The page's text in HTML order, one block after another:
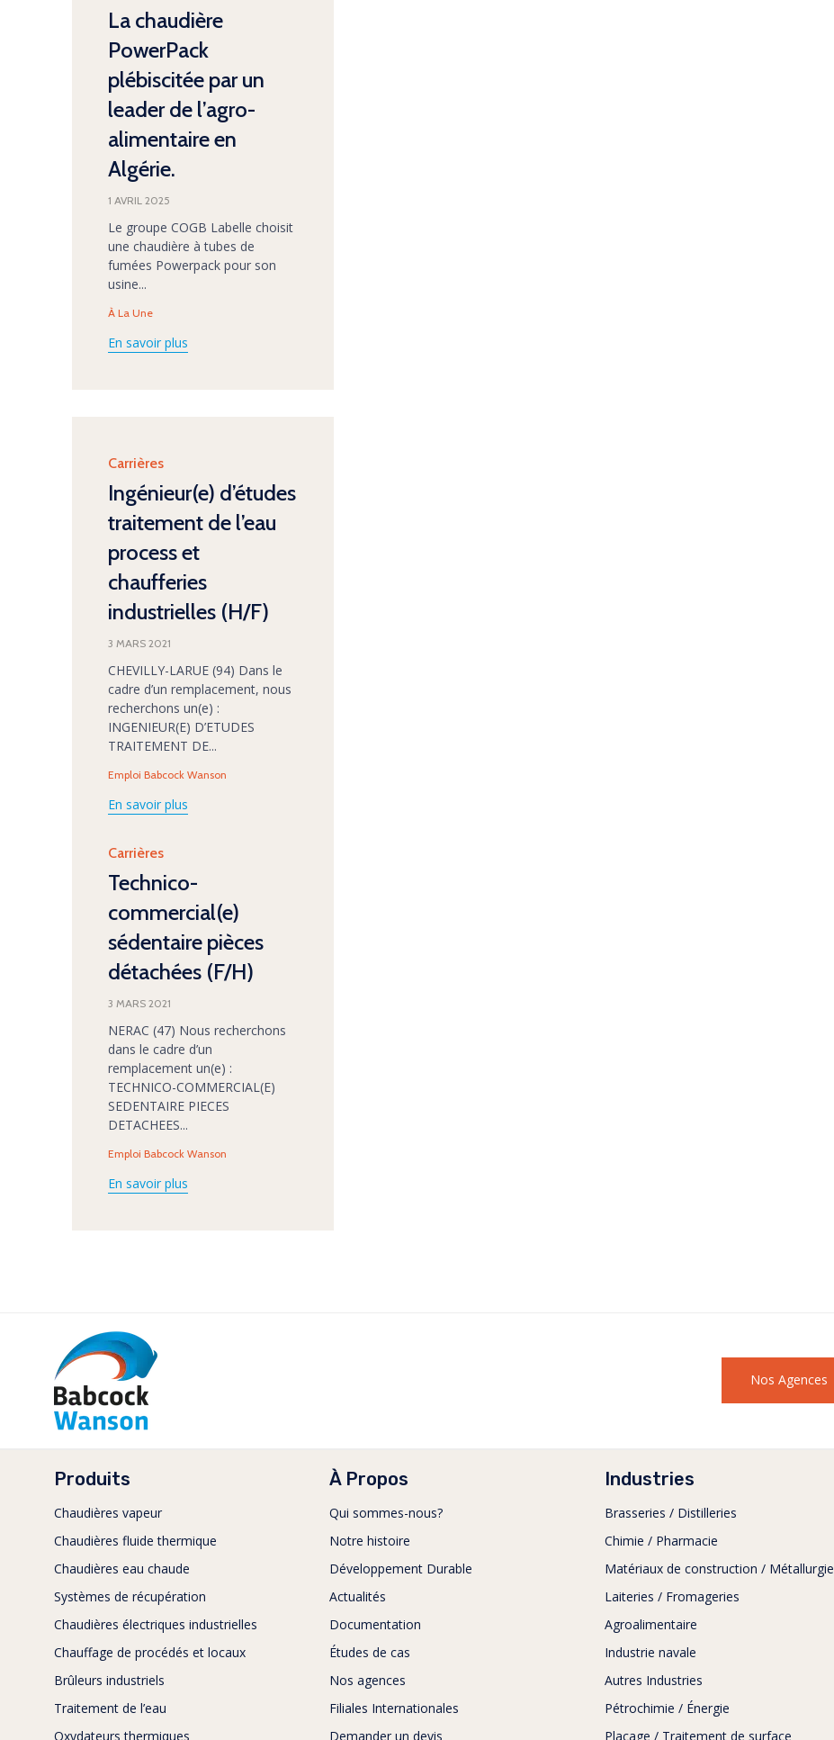
La chaudière
PowerPack
plébiscitée par un
leader de l’agro-
alimentaire en
Algérie.
1 AVRIL 2025
Le groupe COGB Labelle choisit
une chaudière à tubes de
fumées Powerpack pour son
usine...
Tags
À La Une
En savoir plus
Category
Carrières
Ingénieur(e) d’études
traitement de l’eau
process et
chaufferies
industrielles (H/F)
3 MARS 2021
CHEVILLY-LARUE (94) Dans le
cadre d’un remplacement, nous
recherchons un(e) :
INGENIEUR(E) D’ETUDES
TRAITEMENT DE...
Tags
Emploi Babcock Wanson
En savoir plus
Category
Carrières
Technico-
commercial(e)
sédentaire pièces
détachées (F/H)
3 MARS 2021
NERAC (47) Nous recherchons
dans le cadre d’un
remplacement un(e) :
TECHNICO-COMMERCIAL(E)
SEDENTAIRE PIECES
DETACHEES...
Tags
Emploi Babcock Wanson
En savoir plus
Nos Agences
Produits
Chaudières vapeur
Chaudières fluide thermique
Chaudières eau chaude
Systèmes de récupération
Chaudières électriques industrielles
Chauffage de procédés et locaux
Brûleurs industriels
Traitement de l’eau
Oxydateurs thermiques
À Propos
Qui sommes-nous?
Notre histoire
Développement Durable
Actualités
Documentation
Études de cas
Nos agences
Filiales Internationales
Demander un devis
Industries
Brasseries / Distilleries
Chimie / Pharmacie
Matériaux de construction / Métallurgie
Laiteries / Fromageries
Agroalimentaire
Industrie navale
Autres Industries
Pétrochimie / Énergie
Placage / Traitement de surface